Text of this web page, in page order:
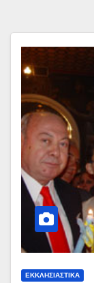
ΕΚΚΛΗΣΙΑΣΤΙΚΑ